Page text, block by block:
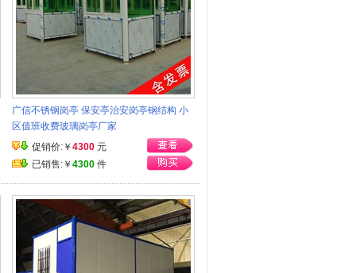
广信不锈钢岗亭 保安亭治安岗亭钢结构 小
区值班收费玻璃岗亭厂家
促销价:￥ 4300 元
已销售:￥ 4300 件